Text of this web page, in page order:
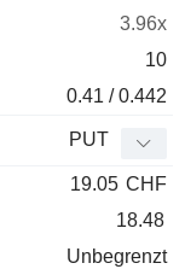
3.96x
10
0.41 / 0.442
PUT
19.05 CHF
18.48
Unbegrenzt